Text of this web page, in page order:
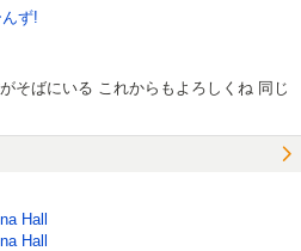
ず!
そばにいる これからもよろしくね 同じ
Hall
Hall